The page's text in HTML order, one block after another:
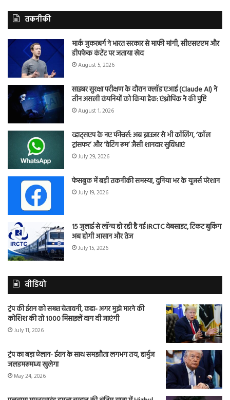
तकनीकी
मार्क जुकरबर्ग ने भारत सरकार से माफी मांगी, सीएसएएम और
डीपफेक कंटेंट पर जताया खेद
August 5, 2026
साइबर सुरक्षा परीक्षण के दौरान क्लॉड एआई (Claude AI) ने
तीन असली कंपनियों को किया हैक: एंथ्रोपिक ने की पुष्टि
August 1, 2026
व्हाट्सएप के नए फीचर्स: अब ब्राउजर से भी कॉलिंग, ‘कॉल
ट्रांसफर’ और ‘वेटिंग रूम’ जैसी शानदार सुविधाएं
July 29, 2026
फेसबुक में बड़ी तकनीकी समस्या, दुनिया भर के यूजर्स परेशान
July 19, 2026
15 जुलाई से लॉन्च हो रही है नई IRCTC वेबसाइट, टिकट बुकिंग
अब होगी आसान और तेज
July 15, 2026
वीडियो
ट्रंप की ईरान को सख्त चेतावनी, कहा- अगर मुझे मारने की
कोशिश की तो 1000 मिसाइलें दाग दी जाएंगी
July 11, 2026
ट्रंप का बड़ा ऐलान- ईरान के साथ समझौता लगभग तय, हार्मुज
जलडमरूमध्य खुलेगा
May 24, 2026